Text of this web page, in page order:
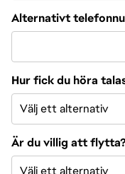
Alternativt
Hur fick du höra
Är du villig att flytta?